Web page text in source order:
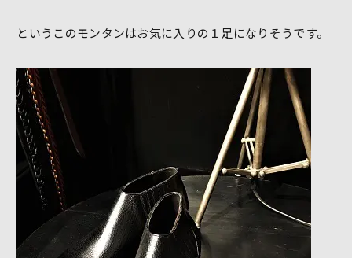
というこのモンタンはお気に入りの１足になりそうです。